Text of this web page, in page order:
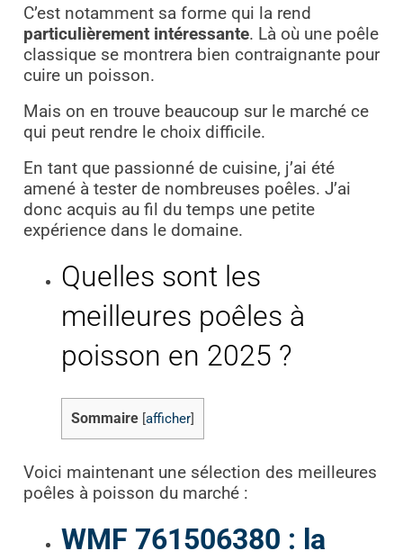
C’est notamment sa forme qui la rend
particulièrement intéressante. Là où une poêle
classique se montrera bien contraignante pour
cuire un poisson.
Mais on en trouve beaucoup sur le marché ce
qui peut rendre le choix difficile.
En tant que passionné de cuisine, j’ai été
amené à tester de nombreuses poêles. J’ai
donc acquis au fil du temps une petite
expérience dans le domaine.
Quelles sont les
meilleures poêles à
poisson en 2025 ?
Sommaire afficher
Voici maintenant une sélection des meilleures
poêles à poisson du marché :
WMF 761506380 : la